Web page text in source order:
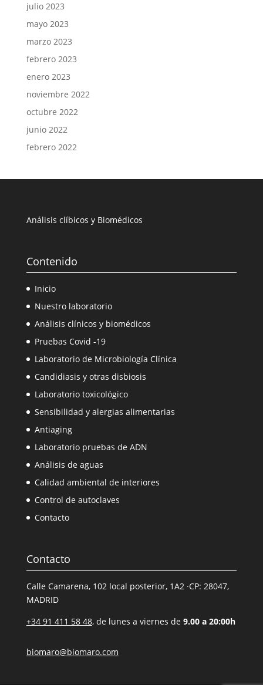
julio 2023
mayo 2023
marzo 2023
febrero 2023
enero 2023
noviembre 2022
octubre 2022
junio 2022
febrero 2022
Análisis clíbicos y Biomédicos
Contenido
Inicio
Nuestro laboratorio
Análisis clínicos y biomédicos
Pruebas Covid -19
Laboratorio de Microbiología Clínica
Candidiasis y otras disbiosis
Laboratorio toxicológico
Sensibilidad y alergias alimentarias
Antiaging
Laboratorio pruebas de ADN
Análisis de aguas
Calidad ambiental de interiores
Control de autoclaves
Contacto
Contacto
Calle Camarena, 102 local posterior, 1A2 ·CP: 28047,
MADRID
+34 91 411 58 48, de lunes a viernes de 9.00 a 20:00h
biomaro@biomaro.com